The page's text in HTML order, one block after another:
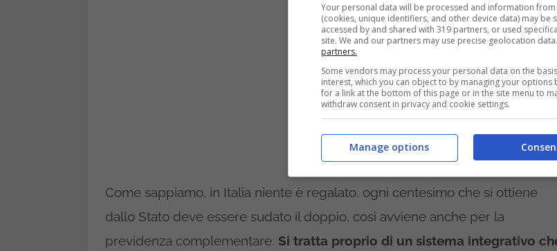
Come sappiamo, in Italia niente è regalato, ogni centesimo che si ottiene
dallo Stato deve essere sudato il doppio, così avviene anche per la
previdenza complementare. Si tratta proprio di un sistema integrativo
Your personal data will be processed and information from
(cookies, unique identifiers, and other device data) may be
accessed by and shared with 319 partners, or used
site. We and our partners may use precise geolocation data.
partners.
Some vendors may process your personal data on the
interest, which you can object to by managing your options
for a link at the bottom of this page or in the site menu to
withdraw consent in privacy and cookie settings.
Manage options